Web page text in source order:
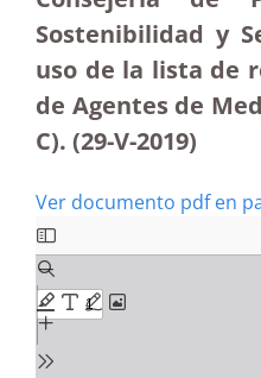
Sostenibilidad y
uso de la lista de
de Agentes de
C). (29-V-2019)
Ver documento pdf en